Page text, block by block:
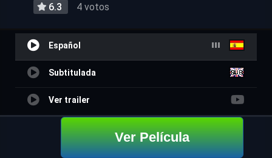
6.3 4 votos
Español
Subtitulada
Ver trailer
Ver Película